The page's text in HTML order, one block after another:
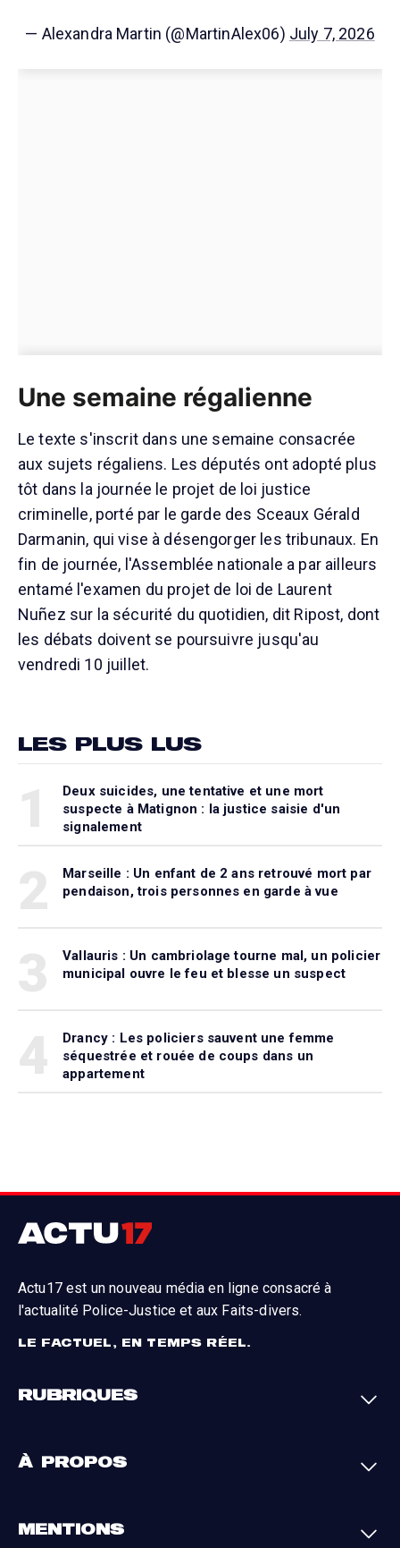
— Alexandra Martin (@MartinAlex06) July 7, 2026
Une semaine régalienne
Le texte s'inscrit dans une semaine consacrée
aux sujets régaliens. Les députés ont adopté plus
tôt dans la journée le projet de loi justice
criminelle, porté par le garde des Sceaux Gérald
Darmanin, qui vise à désengorger les tribunaux. En
fin de journée, l'Assemblée nationale a par ailleurs
entamé l'examen du projet de loi de Laurent
Nuñez sur la sécurité du quotidien, dit Ripost, dont
les débats doivent se poursuivre jusqu'au
vendredi 10 juillet.
LES PLUS LUS
Deux suicides, une tentative et une mort
suspecte à Matignon : la justice saisie d'un
signalement
Marseille : Un enfant de 2 ans retrouvé mort par
pendaison, trois personnes en garde à vue
Vallauris : Un cambriolage tourne mal, un policier
municipal ouvre le feu et blesse un suspect
Drancy : Les policiers sauvent une femme
séquestrée et rouée de coups dans un
appartement
Actu17 est un nouveau média en ligne consacré à
l'actualité Police-Justice et aux Faits-divers.
LE FACTUEL, EN TEMPS RÉEL.
RUBRIQUES
Justice
Par région
À PROPOS
L'appli Actu17
MENTIONS